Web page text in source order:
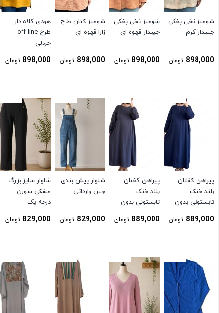
شومیز نخی پفکی
جیبدار کرم
898,000 تومان
شومیز نخی پفکی
جیبدار قهوه ای
898,000 تومان
شومیز کتان طرح
زارا قهوه ای
898,000 تومان
هودی کلاه دار
طرح off line
خردلی
898,000 تومان
پیراهن کفتان
بلند خنک
تابستونی بدون
889,000 تومان
پیراهن کفتان
بلند خنک
تابستونی بدون
889,000 تومان
شلوار پیش بندی
جین وارداتی
829,000 تومان
شلوار سایز بزرگ
مشکی سورن
درجه یک
829,000 تومان